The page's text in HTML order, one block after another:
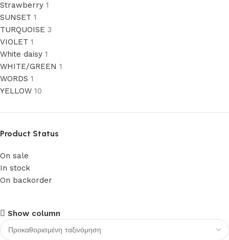
Strawberry 1
SUNSET 1
TURQUOISE 3
VIOLET 1
White daisy 1
WHITE/GREEN 1
WORDS 1
YELLOW 10
Product Status
On sale
In stock
On backorder
Discount 10%
Shop Now
Show column